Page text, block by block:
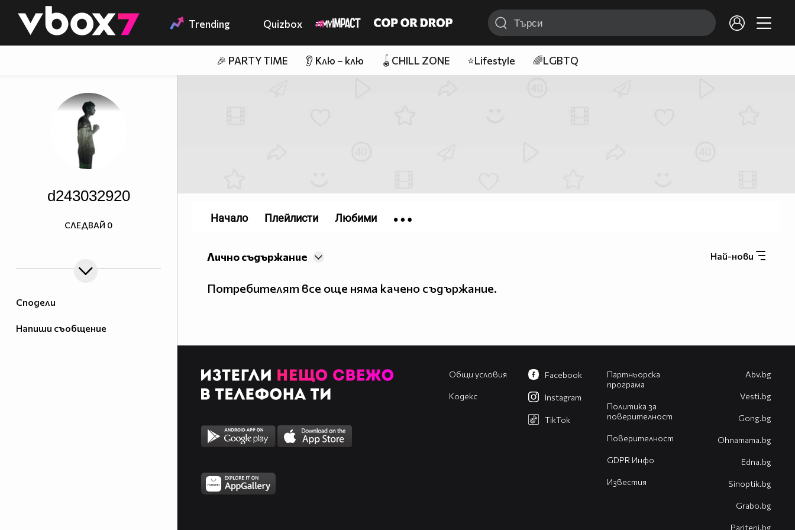
👾 Trending Quizbox
🎉 PARTY TIME 👂 Клю – клю 🪀CHILL ZONE ⭐Lifestyle 🌈LGBTQ
Сподели
Напиши съобщение
d243032920
СЛЕДВАЙ 0
Най-нови
Лично съдържание
Потребителят все още няма качено съдържание.
Начало Плейлисти Любими
Общи условия
Кодекс
Партньорска
програма
Политика за
поверителност
Поверителност
GDPR Инфо
Известия
Facebook
Instagram
TikTok
Abv.bg
Vesti.bg
Gong.bg
Оhnamama.bg
Edna.bg
Sinoptik.bg
Grabo.bg
Pariteni.bg